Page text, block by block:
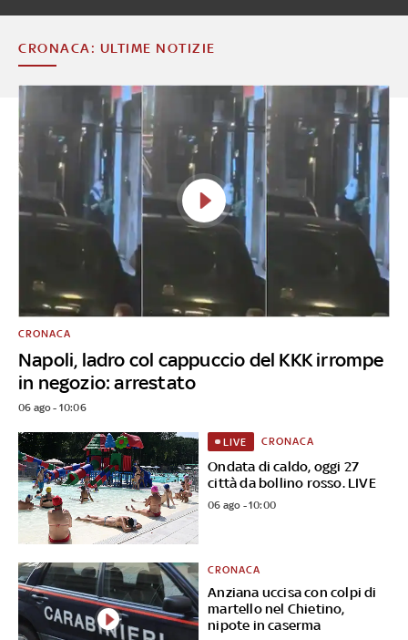
CRONACA: ULTIME NOTIZIE
Napoli, ladro col cappuccio del KKK irrompe
in negozio: arrestato
CRONACA
06 ago - 10:06
Ondata di caldo, oggi 27
città da bollino rosso. LIVE
LIVE CRONACA
06 ago - 10:00
Anziana uccisa con colpi di
martello nel Chietino,
nipote in caserma
CRONACA